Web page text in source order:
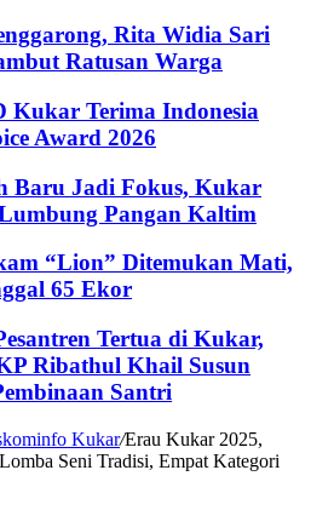
Rita Widia Sari
Ratusan Warga
Kukar Terima Indonesia
Award 2026
Baru Jadi Fokus, Kukar
Pangan Kaltim
“Lion” Ditemukan Mati,
65 Ekor
Tertua di Kukar,
Ribathul Khail Susun
Santri
Kukar/Erau Kukar 2025,
Seni Tradisi, Empat Kategori